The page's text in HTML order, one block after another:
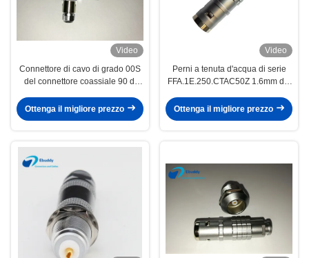
Video
Connettore di cavo di grado 00S
del connettore coassiale 90 di
Ottenga il migliore prezzo
Video
Perni a tenuta d'acqua di serie
FFA.1E.250.CTAC50Z 1.6mm del
Lemo
Ottenga il migliore prezzo